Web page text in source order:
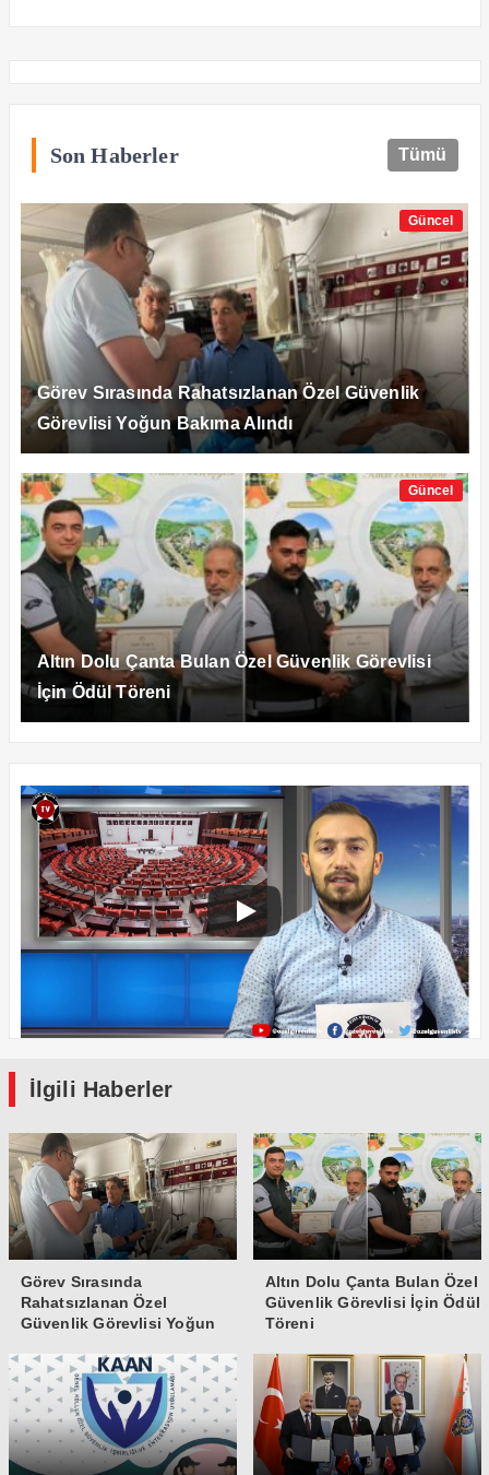
Son Haberler Tümü
Güncel
Görev Sırasında Rahatsızlanan Özel Güvenlik
Görevlisi Yoğun Bakıma Alındı
Güncel
Altın Dolu Çanta Bulan Özel Güvenlik Görevlisi
İçin Ödül Töreni
İlgili Haberler
Görev Sırasında
Rahatsızlanan Özel
Güvenlik Görevlisi Yoğun
Altın Dolu Çanta Bulan Özel
Güvenlik Görevlisi İçin Ödül
Töreni